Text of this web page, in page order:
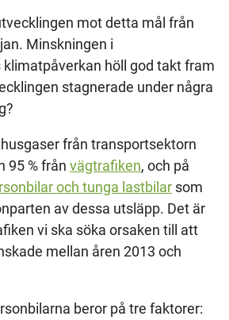
mot detta mål från
Minskningen i
höll god takt fram
stagnerade under några
från transportsektorn
95 % från vägtrafiken, och på
och tunga lastbilarsom
av dessa utsläpp. Det är
vi ska söka orsaken till att
mellan åren 2013 och
beror på tre faktorer: